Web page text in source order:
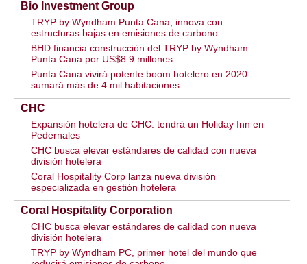
Bio Investment Group
TRYP by Wyndham Punta Cana, innova con
estructuras bajas en emisiones de carbono
BHD financia construcción del TRYP by Wyndham
Punta Cana por US$8.9 millones
Punta Cana vivirá potente boom hotelero en 2020:
sumará más de 4 mil habitaciones
CHC
Expansión hotelera de CHC: tendrá un Holiday Inn en
Pedernales
CHC busca elevar estándares de calidad con nueva
división hotelera
Coral Hospitality Corp lanza nueva división
especializada en gestión hotelera
Coral Hospitality Corporation
CHC busca elevar estándares de calidad con nueva
división hotelera
TRYP by Wyndham PC, primer hotel del mundo que